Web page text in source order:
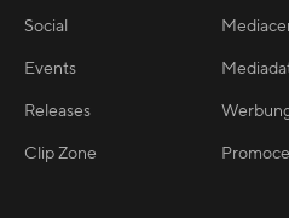
Social
Events
Releases
Clip Zone